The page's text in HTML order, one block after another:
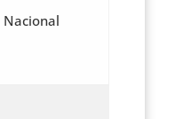
Nacional